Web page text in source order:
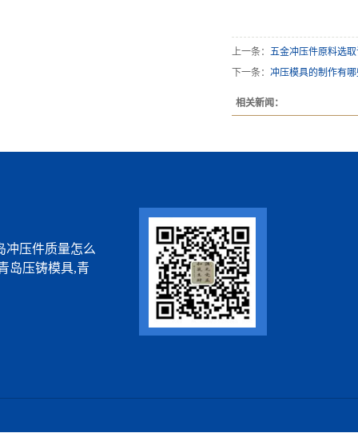
上一条： 五金冲压件原料选
下一条： 冲压模具的制作有
相关新闻：
冲压件质量怎么
岛压铸模具,青